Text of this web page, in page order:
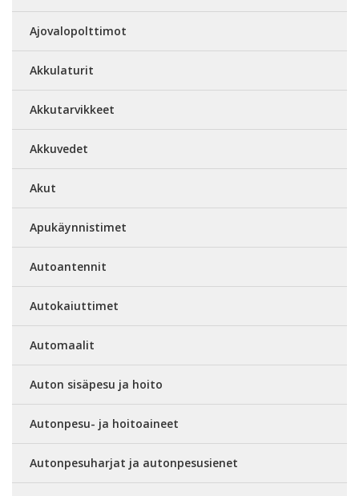
Ajovalopolttimot
Akkulaturit
Akkutarvikkeet
Akkuvedet
Akut
Apukäynnistimet
Autoantennit
Autokaiuttimet
Automaalit
Auton sisäpesu ja hoito
Autonpesu- ja hoitoaineet
Autonpesuharjat ja autonpesusienet